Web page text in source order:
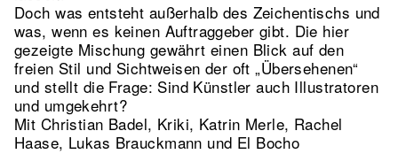
Doch was entsteht außerhalb des Zeichentischs und
was, wenn es keinen Auftraggeber gibt. Die hier
gezeigte Mischung gewährt einen Blick auf den
freien Stil und Sichtweisen der oft „Übersehenen“
und stellt die Frage: Sind Künstler auch Illustratoren
und umgekehrt?
Mit Christian Badel, Kriki, Katrin Merle, Rachel
Haase, Lukas Brauckmann und El Bocho